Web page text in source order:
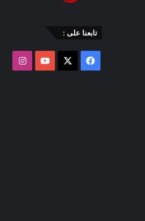
تابعنا على :
فيسبوك ‫YouTube